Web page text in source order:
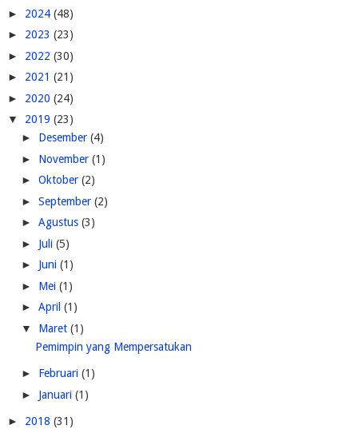
► 2024 (48)
► 2023 (23)
► 2022 (30)
► 2021 (21)
► 2020 (24)
▼ 2019 (23)
► Desember (4)
► November (1)
► Oktober (2)
► September (2)
► Agustus (3)
► Juli (5)
► Juni (1)
► Mei (1)
► April (1)
▼ Maret (1)
Pemimpin yang Mempersatukan
► Februari (1)
► Januari (1)
► 2018 (31)